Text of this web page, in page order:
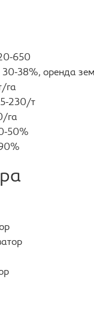
650
38%, оренда
га
230/т
га
50%